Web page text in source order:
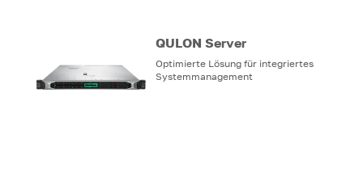
QULON Server
Optimierte Lösung für integriertes
Systemmanagement